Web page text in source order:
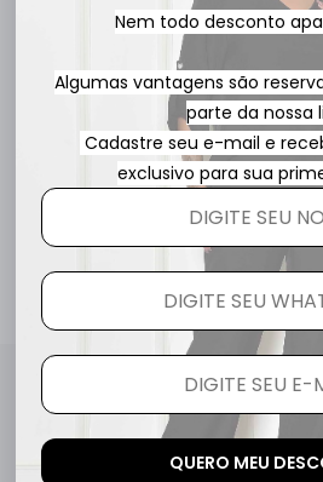
Avaliações
5.0
Nem todo desconto
Algumas vantagens são
parte da nossa
Cadastre seu e-mail e
exclusivo para sua
QUERO MEU